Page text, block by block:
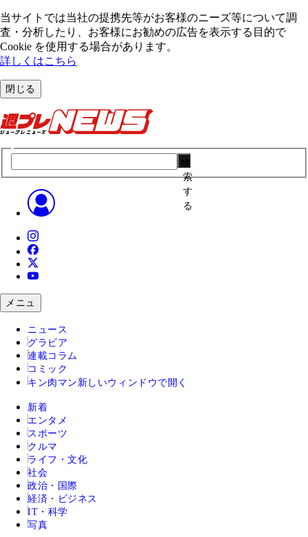
当サイトでは当社の提携先等がお客様のニーズ等について調
査・分析したり、お客様にお勧めの広告を表⽰する⽬的で
Cookie を使⽤する場合があります。
詳しくはこちら
閉じる
索
す
る
メニュ
ニュース
グラビア
連載コラム
コミック
キン肉マン 新しいウィンドウで開く
新着
エンタメ
スポーツ
クルマ
ライフ・文化
社会
政治・国際
経済・ビジネス
IT・科学
写真